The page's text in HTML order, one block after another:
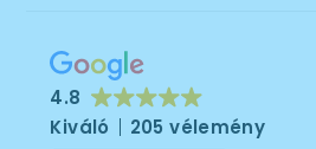
4.8
Kiváló
205 vélemény